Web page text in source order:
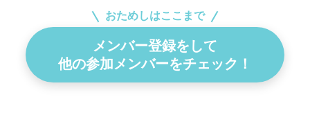
おためしはここまで
メンバー登録をして
他の参加メンバーをチェック！